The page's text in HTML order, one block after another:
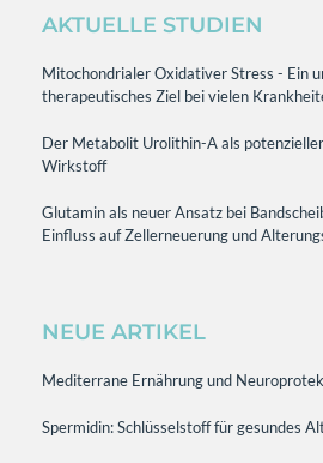
AKTUELLE STUDIEN
Mitochondrialer Oxidativer Stress - Ein
therapeutisches Ziel bei vielen
Der Metabolit Urolithin-A als
Wirkstoff
Glutamin als neuer Ansatz bei
Einfluss auf Zellerneuerung und
NEUE ARTIKEL
Mediterrane Ernährung und
Spermidin: Schlüsselstoff für gesundes